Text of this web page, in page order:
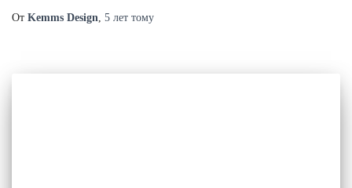
От Kemms Design, 5 лет тому